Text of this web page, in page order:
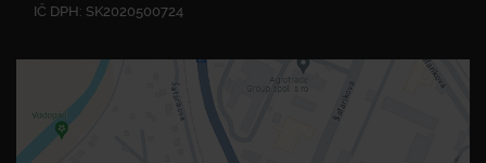
IČ DPH: SK2020500724